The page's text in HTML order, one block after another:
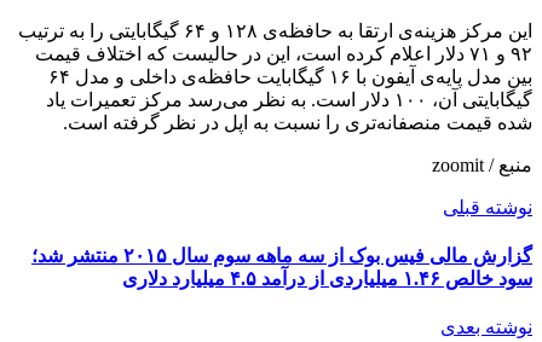
این مرکز هزینه‌ی ارتقا به حافظه‌ی ۱۲۸ و ۶۴ گیگابایتی را به ترتیب
۹۲ و ۷۱ دلار اعلام کرده است، این در حالیست که اختلاف قیمت
بین مدل پایه‌ی آیفون با ۱۶ گیگابایت حافظه‌ی داخلی و مدل ۶۴
گیگابایتی آن، ۱۰۰ دلار است. به نظر می‌رسد مرکز تعمیرات یاد
شده قیمت منصفانه‌تری را نسبت به اپل در نظر گرفته است.
منبع / zoomit
نوشته قبلی
گزارش مالی فیس بوک از سه ماهه‌ سوم سال ۲۰۱۵ منتشر شد؛
سود خالص ۱.۴۶ میلیاردی از درآمد ۴.۵ میلیارد دلاری
نوشته بعدی